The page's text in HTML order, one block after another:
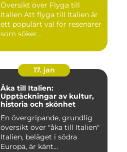
Översikt över Flyga till
Italien Att flyga till Italien är
ett populärt val för resenärer
som söker...
17. jan
Åka till Italien:
Upptäckningar av kultur,
historia och skönhet
En övergripande, grundlig
översikt över "åka till Italien"
Italien, beläget i södra
Europa, är känt...